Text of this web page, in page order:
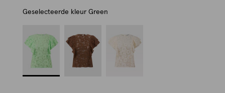
Geselecteerde kleur Green